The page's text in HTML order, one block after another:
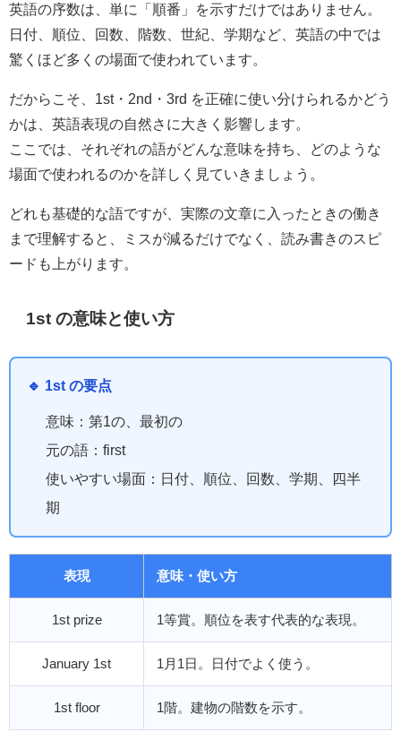
英語の序数は、単に「順番」を示すだけではありません。
日付、順位、回数、階数、世紀、学期など、英語の中では
驚くほど多くの場面で使われています。
だからこそ、1st・2nd・3rd を正確に使い分けられるかどう
かは、英語表現の自然さに大きく影響します。
ここでは、それぞれの語がどんな意味を持ち、どのような
場面で使われるのかを詳しく見ていきましょう。
どれも基礎的な語ですが、実際の文章に入ったときの働き
まで理解すると、ミスが減るだけでなく、読み書きのスピ
ードも上がります。
1st の意味と使い方
🔹 1st の要点
意味：第1の、最初の
元の語：first
使いやすい場面：日付、順位、回数、学期、四半
期
表現 意味・使い方
1st prize 1等賞。順位を表す代表的な表現。
January 1st 1月1日。日付でよく使う。
1st floor 1階。建物の階数を示す。